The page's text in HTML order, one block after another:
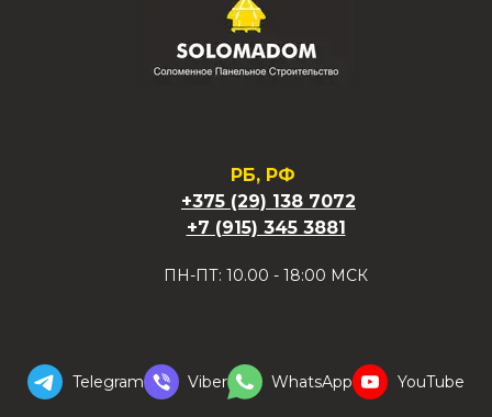
РБ, РФ
+375 (29) 138 7072
+7 (915) 345 3881
ПН-ПТ: 10.00 - 18:00 МСК
Telegram Viber WhatsApp YouTube